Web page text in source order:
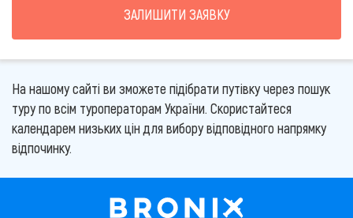
ЗАЛИШИТИ ЗАЯВКУ
На нашому сайті ви зможете підібрати путівку через пошук
туру по всім туроператорам України. Скористайтеся
календарем низьких цін для вибору відповідного напрямку
відпочинку.